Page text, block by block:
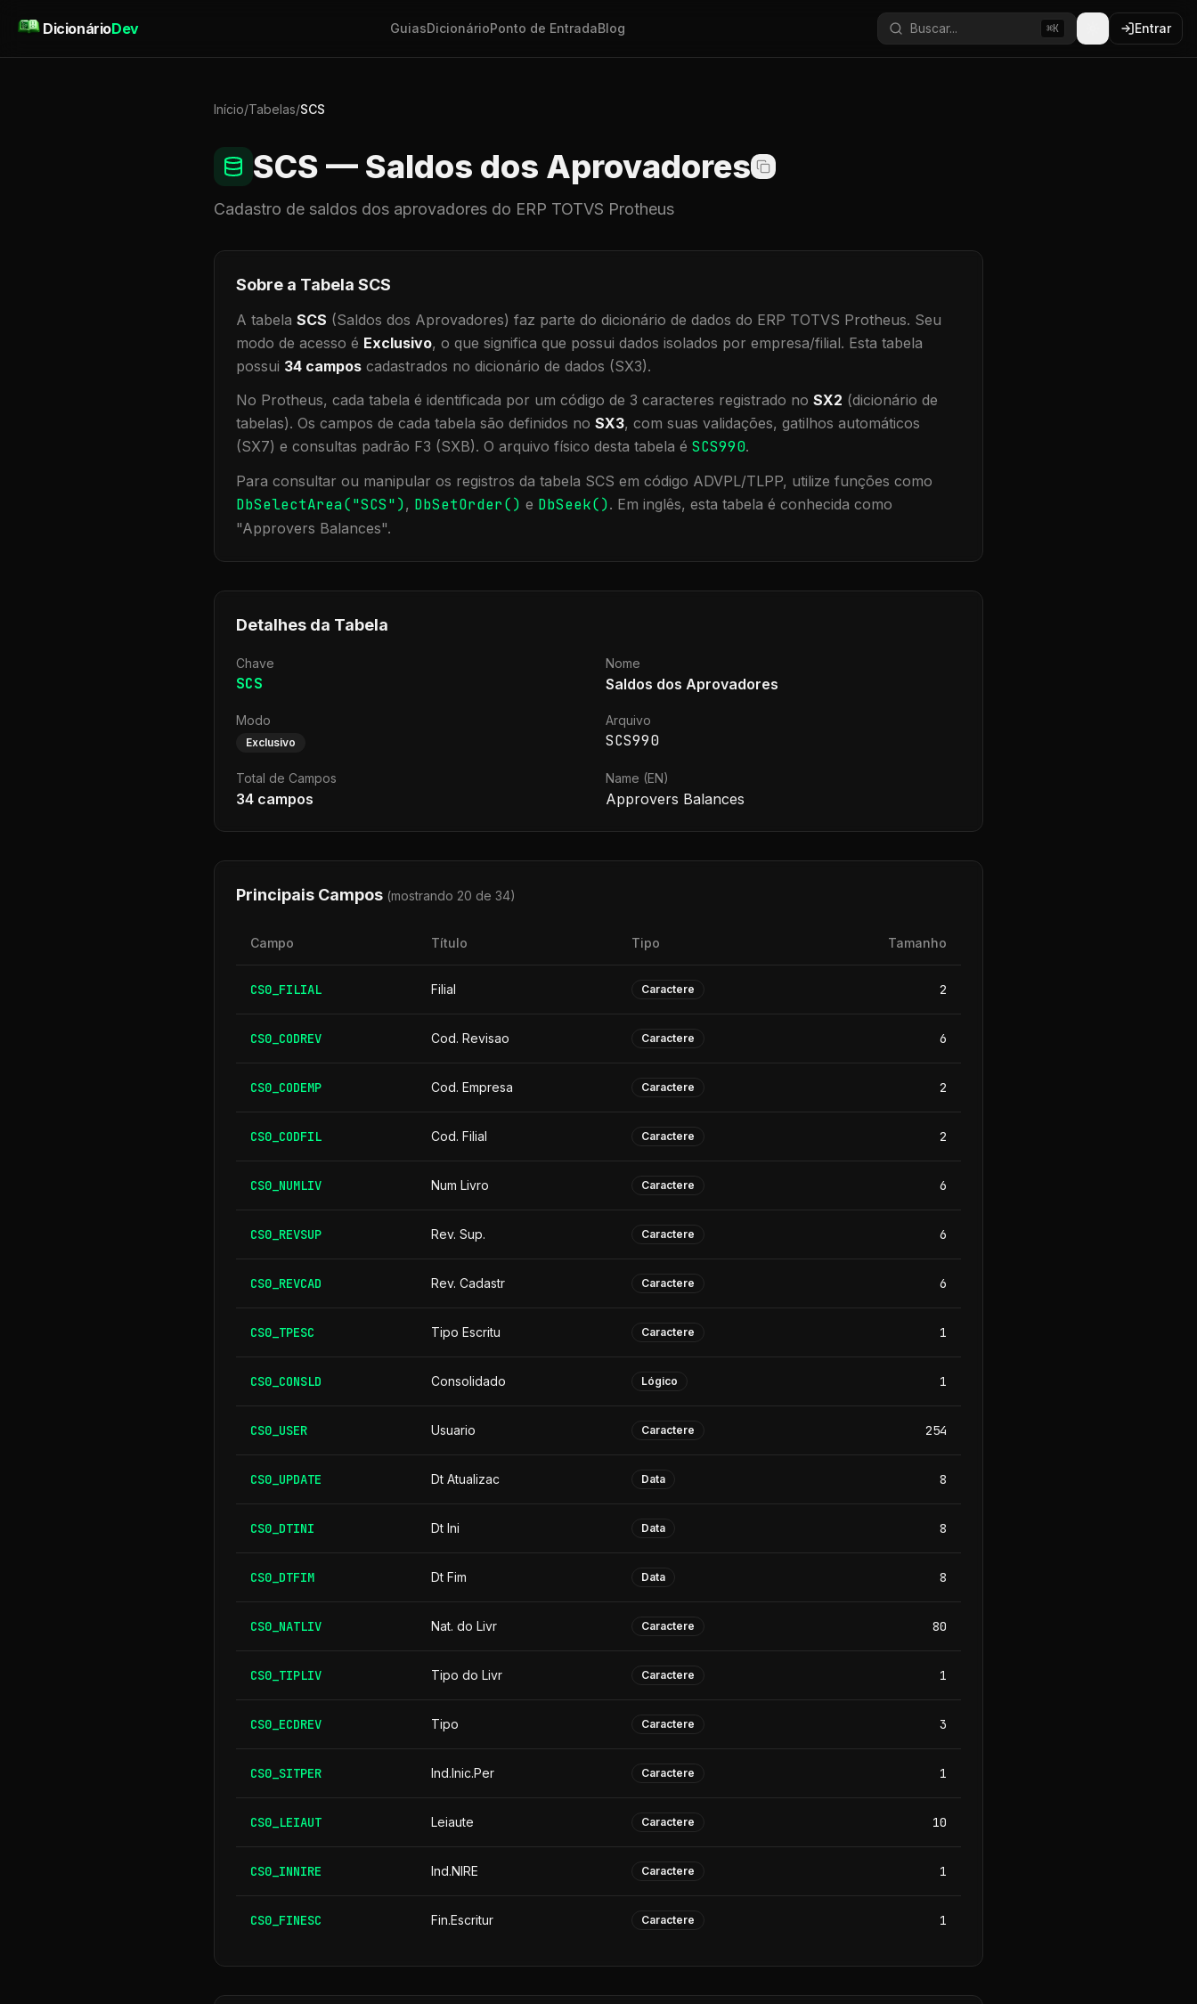
DicionárioDev GuiasDicionárioPonto de EntradaBlog Buscar... ⌘K Entrar
Início/Tabelas/SCS
SCS — Saldos dos Aprovadores
Cadastro de saldos dos aprovadores do ERP TOTVS Protheus
Sobre a Tabela SCS
A tabela SCS (Saldos dos Aprovadores) faz parte do dicionário de dados do ERP TOTVS Protheus. Seu
modo de acesso é Exclusivo, o que significa que possui dados isolados por empresa/filial. Esta tabela
possui 34 campos cadastrados no dicionário de dados (SX3).
No Protheus, cada tabela é identificada por um código de 3 caracteres registrado no SX2 (dicionário de
tabelas). Os campos de cada tabela são definidos no SX3, com suas validações, gatilhos automáticos
(SX7) e consultas padrão F3 (SXB). O arquivo físico desta tabela é SCS990.
Para consultar ou manipular os registros da tabela SCS em código ADVPL/TLPP, utilize funções como
DbSelectArea("SCS"), DbSetOrder() e DbSeek(). Em inglês, esta tabela é conhecida como
"Approvers Balances".
Detalhes da Tabela
Chave
SCS
Nome
Saldos dos Aprovadores
Modo
Exclusivo
Arquivo
SCS990
Total de Campos
34 campos
Name (EN)
Approvers Balances
Principais Campos (mostrando 20 de 34)
Campo Título Tipo Tamanho
CS0_FILIAL Filial Caractere 2
CS0_CODREV Cod. Revisao Caractere 6
CS0_CODEMP Cod. Empresa Caractere 2
CS0_CODFIL Cod. Filial Caractere 2
CS0_NUMLIV Num Livro Caractere 6
CS0_REVSUP Rev. Sup. Caractere 6
CS0_REVCAD Rev. Cadastr Caractere 6
CS0_TPESC Tipo Escritu Caractere 1
CS0_CONSLD Consolidado Lógico 1
CS0_USER Usuario Caractere 254
CS0_UPDATE Dt Atualizac Data 8
CS0_DTINI Dt Ini Data 8
CS0_DTFIM Dt Fim Data 8
CS0_NATLIV Nat. do Livr Caractere 80
CS0_TIPLIV Tipo do Livr Caractere 1
CS0_ECDREV Tipo Caractere 3
CS0_SITPER Ind.Inic.Per Caractere 1
CS0_LEIAUT Leiaute Caractere 10
CS0_INNIRE Ind.NIRE Caractere 1
CS0_FINESC Fin.Escritur Caractere 1